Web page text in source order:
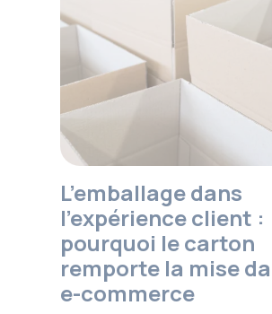
L’emballage dans
l’expérience client :
pourquoi le carton
remporte la mise
e-commerce